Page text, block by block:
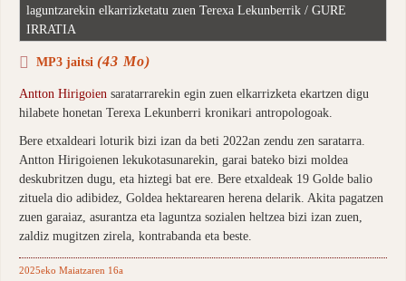
laguntzarekin elkarrizketatu zuen Terexa Lekunberrik / GURE
IRRATIA
MP3 jaitsi (43 Mo)
Antton Hirigoien saratarrarekin egin zuen elkarrizketa ekartzen digu
hilabete honetan Terexa Lekunberri kronikari antropologoak.
Bere etxaldeari loturik bizi izan da beti 2022an zendu zen saratarra.
Antton Hirigoienen lekukotasunarekin, garai bateko bizi moldea
deskubritzen dugu, eta hiztegi bat ere. Bere etxaldeak 19 Golde balio
zituela dio adibidez, Goldea hektarearen herena delarik. Akita pagatzen
zuen garaiaz, asurantza eta laguntza sozialen heltzea bizi izan zuen,
zaldiz mugitzen zirela, kontrabanda eta beste.
2025eko Maiatzaren 16a